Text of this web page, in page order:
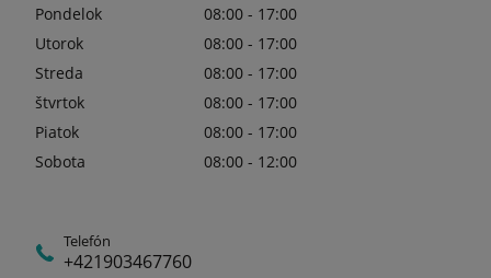
Pondelok
08:00 - 17:00
Utorok
08:00 - 17:00
Streda
08:00 - 17:00
štvrtok
08:00 - 17:00
Piatok
08:00 - 17:00
Sobota
08:00 - 12:00
Telefón
+421903467760